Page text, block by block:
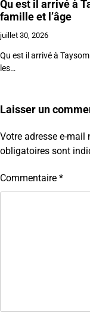
Qu est il arrivé à
famille et l’âge
juillet 30, 2026
Qu est il arrivé à
les…
Laisser un
Votre adresse e-mail
obligatoires sont
Commentaire *